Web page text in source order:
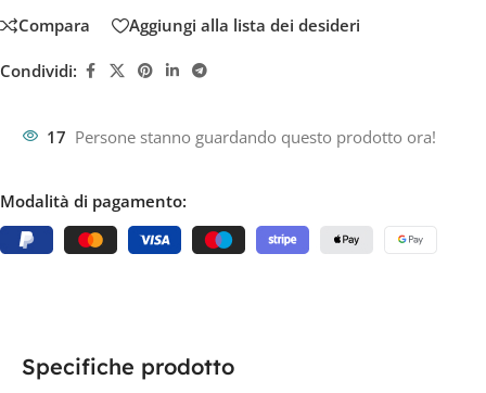
Compara Aggiungi alla lista dei desideri
Condividi:
17 Persone stanno guardando questo prodotto ora!
Modalità di pagamento:
Specifiche prodotto